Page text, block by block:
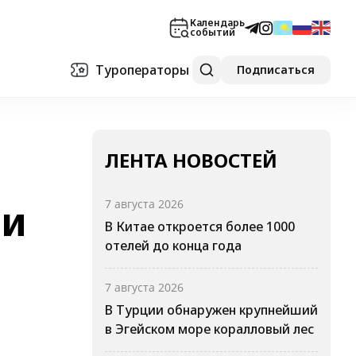
Календарь
событий
Туроператоры Подписаться
ЛЕНТА НОВОСТЕЙ
7 августа 2026
В Китае откроется более 1000
отелей до конца года
7 августа 2026
В Турции обнаружен крупнейший
в Эгейском море коралловый лес